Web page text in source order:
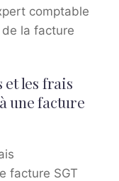
comptable
de la facture
et les frais
une facture
facture SGT